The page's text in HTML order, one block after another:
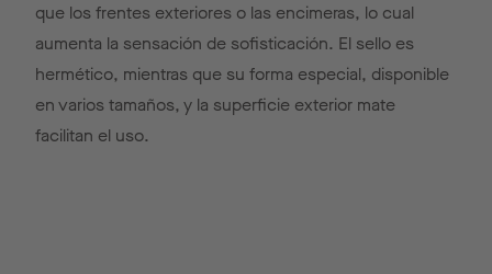
que los frentes exteriores o las encimeras, lo cual
aumenta la sensación de sofisticación. El sello es
hermético, mientras que su forma especial, disponible
en varios tamaños, y la superficie exterior mate
facilitan el uso.